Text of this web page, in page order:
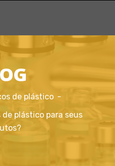
de plástico
plástico para seus